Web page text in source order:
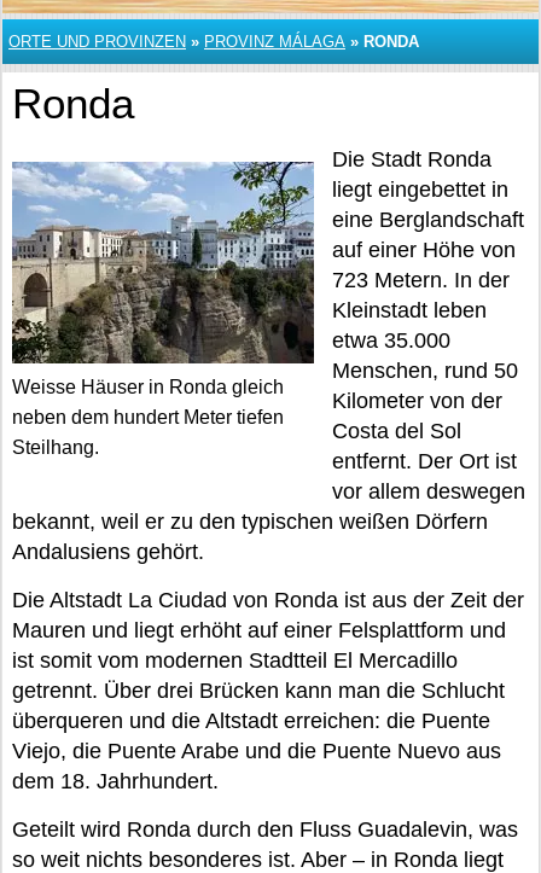
ORTE UND PROVINZEN » PROVINZ MÁLAGA » RONDA
Ronda
Weisse Häuser in Ronda gleich
neben dem hundert Meter tiefen
Steilhang.
Die Stadt Ronda
liegt eingebettet in
eine Berglandschaft
auf einer Höhe von
723 Metern. In der
Kleinstadt leben
etwa 35.000
Menschen, rund 50
Kilometer von der
Costa del Sol
entfernt. Der Ort ist
vor allem deswegen
bekannt, weil er zu den typischen weißen Dörfern
Andalusiens gehört.
Die Altstadt La Ciudad von Ronda ist aus der Zeit der
Mauren und liegt erhöht auf einer Felsplattform und
ist somit vom modernen Stadtteil El Mercadillo
getrennt. Über drei Brücken kann man die Schlucht
überqueren und die Altstadt erreichen: die Puente
Viejo, die Puente Arabe und die Puente Nuevo aus
dem 18. Jahrhundert.
Geteilt wird Ronda durch den Fluss Guadalevin, was
so weit nichts besonderes ist. Aber – in Ronda liegt